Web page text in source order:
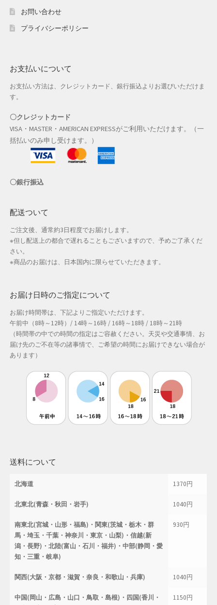
お問い合わせ
プライバシーポリシー
お支払いについて
お支払い方法は、クレジットカード、銀行振込よりお選びいただけま
す。
〇クレジットカード
VISA・MASTER・AMERICAN EXPRESSがご利用いただけます。（一
括払いのみ申し受けます。）
〇銀行振込
配送ついて
ご注文後、通常約3日程度でお届けします。
※但し配送上の都合で遅れることもございますので、予めご了承くだ
さい。
※商品のお届けは、日本国内に限らせていただきます。
お届け日時のご指定について
お届け時間帯は、下記よりご指定いただけます。
午前中（8時～12時）/ 14時～16時 / 16時～18時 / 18時～21時
（時間帯の中での時間の指定はご容赦ください。天災や交通事情、お
届け先のご不在等の諸事情で、ご希望の時間にお届けできない場合が
あります）
送料について
北海道 1370円
北東北(青森・秋田・岩手) 1040円
南東北(宮城・山形・福島)・関東(茨城・栃木・群
馬・埼玉・千葉・神奈川・東京・山梨)・信越(新
潟・長野)・北陸(富山・石川・福井)・中部(静岡・愛
知・三重・岐阜)
930円
関西(大阪・京都・滋賀・奈良・和歌山・兵庫) 1040円
中国(岡山・広島・山口・鳥取・島根)・四国(香川・
1150円